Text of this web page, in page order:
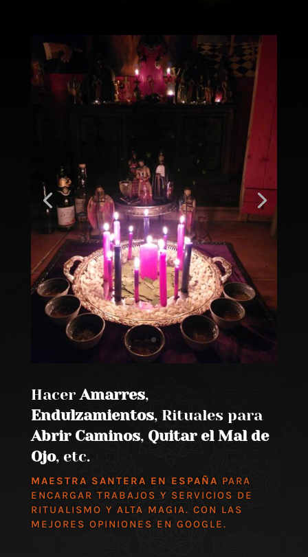
Hacer Amarres,
Endulzamientos, Rituales para
Abrir Caminos, Quitar el Mal de
Ojo, etc.
MAESTRA SANTERA EN ESPAÑA PARA
ENCARGAR TRABAJOS Y SERVICIOS DE
RITUALISMO Y ALTA MAGIA. CON LAS
MEJORES OPINIONES EN GOOGLE.